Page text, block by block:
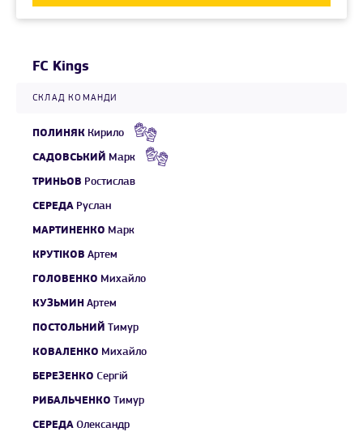
FC Kings
СКЛАД КОМАНДИ
ПОЛИНЯК Кирило
САДОВСЬКИЙ Марк
ТРИНЬОВ Ростислав
СЕРЕДА Руслан
МАРТИНЕНКО Марк
КРУТІКОВ Артем
ГОЛОВЕНКО Михайло
КУЗЬМИН Артем
ПОСТОЛЬНИЙ Тимур
КОВАЛЕНКО Михайло
БЕРЕЗЕНКО Сергій
РИБАЛЬЧЕНКО Тимур
СЕРЕДА Олександр